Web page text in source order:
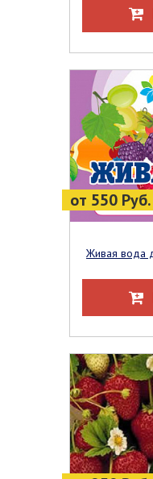
от 550 Руб.
Живая вода для плодовых и ягодных